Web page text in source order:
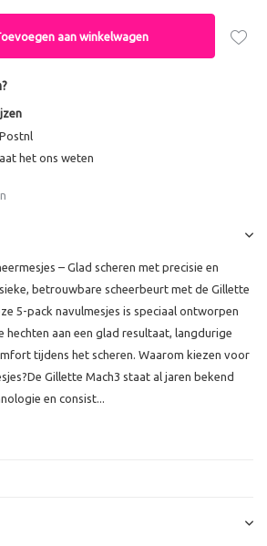
aan winkelwagen
het ons weten
– Glad scheren met precisie en
betrouwbare scheerbeurt met de Gillette
5-pack navulmesjes is speciaal ontworpen
hechten aan een glad resultaat, langdurige
tijdens het scheren. Waarom kiezen voor
Gillette Mach3 staat al jaren bekend
en consist...